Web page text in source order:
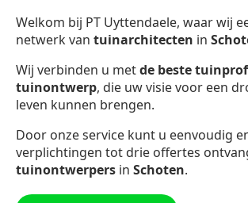
Welkom bij PT Uyttendaele, waar wij
netwerk van tuinarchitecten in
Wij verbinden u metde beste
tuinontwerp, die uw visie voor een
leven kunnen brengen.
Door onze service kunt u eenvoudig
verplichtingen tot drie offertes
tuinontwerpers in Schoten.